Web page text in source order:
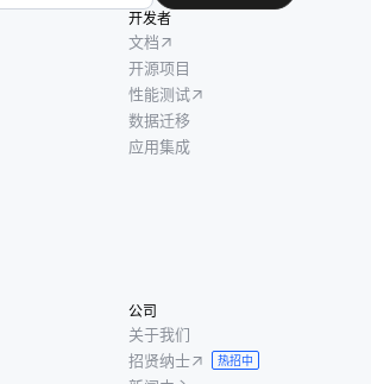
开发者
文档
开源项目
性能测试
数据迁移
应用集成
公司
关于我们
招贤纳士
热招中